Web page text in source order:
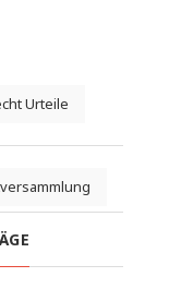
Urteile